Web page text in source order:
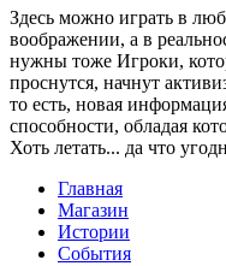
Здесь можно играть в
воображении, а в
нужны тоже Игроки,
проснутся, начнут
то есть, новая
способности, обладая
Хоть летать... да что
Главная
Магазин
Истории
События